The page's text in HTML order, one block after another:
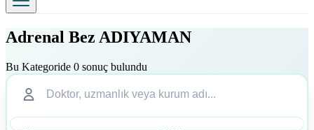
Adrenal Bez ADIYAMAN
Bu Kategoride 0 sonuç bulundu